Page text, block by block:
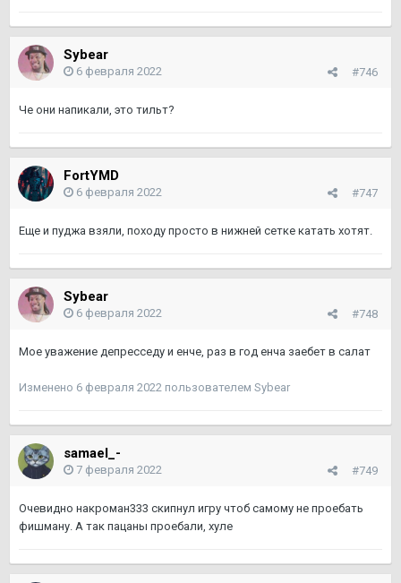
Sybear
#746
6 февраля 2022
Че они напикали, это тильт?
FortYMD
#747
6 февраля 2022
Еще и пуджа взяли, походу просто в нижней сетке катать хотят.
Sybear
#748
6 февраля 2022
Мое уважение депресседу и енче, раз в год енча заебет в салат
Изменено 6 февраля 2022 пользователем Sybear
samael_-
#749
7 февраля 2022
Очевидно накроман333 скипнул игру чтоб самому не проебать
фишману. А так пацаны проебали, хуле